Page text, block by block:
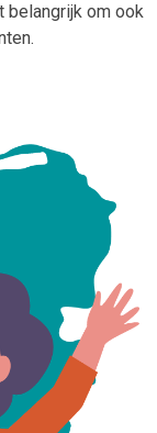
belangrijk om ook